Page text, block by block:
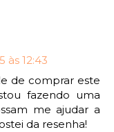
às 12:43
de comprar este
fazendo uma
me ajudar a
da resenha!